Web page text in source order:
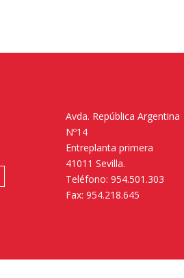
Avda. República Argentina
Nº14
Entreplanta primera
41011 Sevilla.
Teléfono: 954.501.303
Fax: 954.218.645